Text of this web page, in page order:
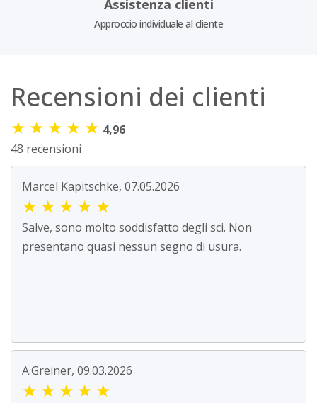
Assistenza clienti
Approccio individuale al cliente
Recensioni dei clienti
★ ★ ★ ★ ★ 4,96
48 recensioni
Marcel Kapitschke, 07.05.2026
★ ★ ★ ★ ★
Salve, sono molto soddisfatto degli sci. Non
presentano quasi nessun segno di usura.
A.Greiner, 09.03.2026
★ ★ ★ ★ ★